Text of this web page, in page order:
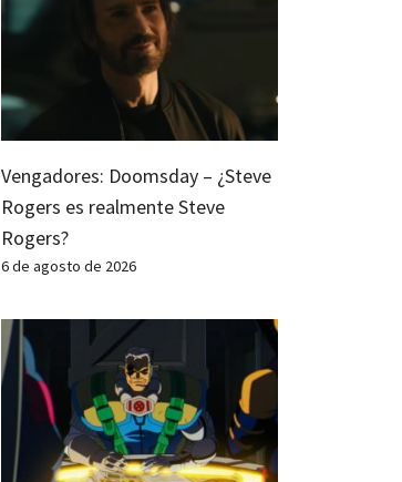
Vengadores: Doomsday – ¿Steve
Rogers es realmente Steve
Rogers?
6 de agosto de 2026